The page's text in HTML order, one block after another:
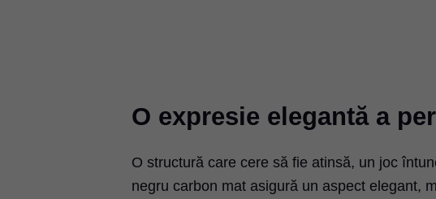
O expresie elegantă a
O structură care cere să fie atinsă, un joc
negru carbon mat asigură un aspect elegant,